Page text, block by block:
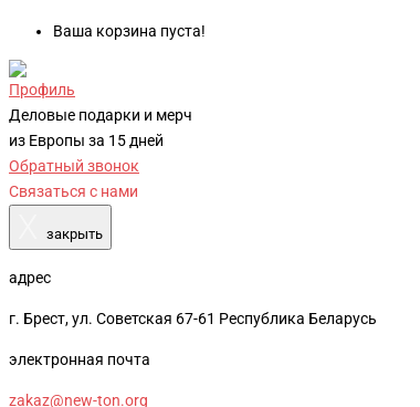
Ваша корзина пуста!
Профиль
Деловые подарки и мерч
из Европы за 15 дней
Обратный звонок
Связаться с нами
закрыть
адрес
г. Брест, ул. Советская 67-61 Республика Беларусь
электронная почта
zakaz@new-ton.org